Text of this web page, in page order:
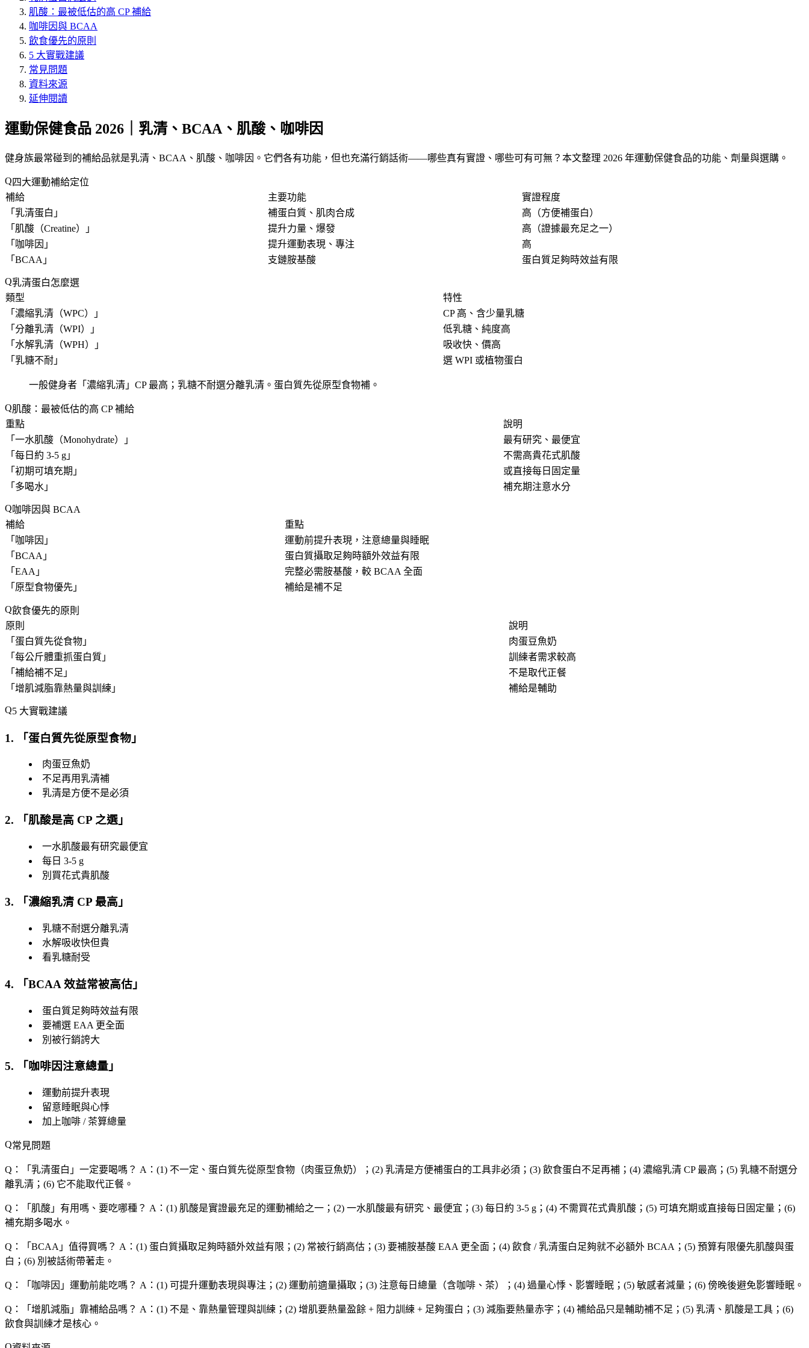
肌酸：最被低估的高 CP 補給
咖啡因與 BCAA
飲食優先的原則
5 大實戰建議
常見問題
資料來源
延伸閱讀
運動保健食品 2026｜乳清、BCAA、肌酸、咖啡因
健身族最常碰到的補給品就是乳清、BCAA、肌酸、咖啡因。它們各有功能，但也充滿行銷話術——哪些真有實證、哪些可有可無？本文整理 2026 年運動保健食品的功能、劑量與選購。
四大運動補給定位
補給
主要功能
實證程度
「 乳清蛋白 」 補蛋白質、肌肉合成
高（方便補蛋白）
「 肌酸（Creatine） 」 提升力量、爆發
高（證據最充足之一）
「 咖啡因 」 提升運動表現、專注
高
「 BCAA 」 支鏈胺基酸 蛋白質足夠時效益有限
乳清蛋白怎麼選
類型
特性
「 濃縮乳清（WPC） 」
CP 高、含少量乳糖
「 分離乳清（WPI） 」
低乳糖、純度高
「 水解乳清（WPH） 」
吸收快、價高
「 乳糖不耐 」 選 WPI 或植物蛋白
一般健身者「 濃縮乳清 」CP 最高；乳糖不耐選分離乳清。蛋白質先從原型食物補。
肌酸：最被低估的高 CP 補給
重點
說明
「 一水肌酸（Monohydrate） 」
最有研究、最便宜
「 每日約 3-5 g 」
不需高貴花式肌酸
「 初期可填充期 」
或直接每日固定量
「 多喝水 」 補充期注意水分
咖啡因與 BCAA
補給
重點
「 咖啡因 」
運動前提升表現，注意總量與睡眠
「 BCAA 」
蛋白質攝取足夠時額外效益有限
「 EAA 」
完整必需胺基酸，較 BCAA 全面
「 原型食物優先 」 補給是補不足
飲食優先的原則
原則
說明
「 蛋白質先從食物 」
肉蛋豆魚奶
「 每公斤體重抓蛋白質 」
訓練者需求較高
「 補給補不足 」
不是取代正餐
「 增肌減脂靠熱量與訓練 」 補給是輔助
5 大實戰建議
1. 「蛋白質先從原型食物 」
肉蛋豆魚奶
不足再用乳清補
乳清是方便不是必須
2. 「 肌酸是高 CP 之選 」
一水肌酸最有研究最便宜
每日 3-5 g
別買花式貴肌酸
3. 「濃縮乳清 CP 最高 」
乳糖不耐選分離乳清
水解吸收快但貴
看乳糖耐受
4. 「BCAA 效益常被高估 」
蛋白質足夠時效益有限
要補選 EAA 更全面
別被行銷誇大
5. 「 咖啡因注意總量 」
運動前提升表現
留意睡眠與心悸
加上咖啡 / 茶算總量
常見問題
Q：「 乳清蛋白 」一定要喝嗎？ A：(1) 不一定、蛋白質先從原型食物（肉蛋豆魚奶）；(2) 乳清是方便補蛋白的工具非必須；(3) 飲食蛋白不足再補；(4) 濃縮乳清 CP 最高；(5) 乳糖不耐選分
離乳清；(6) 它不能取代正餐。
Q：「 肌酸 」有用嗎、要吃哪種？ A：(1) 肌酸是實證最充足的運動補給之一；(2) 一水肌酸最有研究、最便宜；(3) 每日約 3-5 g；(4) 不需買花式貴肌酸；(5) 可填充期或直接每日固定量；(6)
補充期多喝水。
Q：「 BCAA 」值得買嗎？ A：(1) 蛋白質攝取足夠時額外效益有限；(2) 常被行銷高估；(3) 要補胺基酸 EAA 更全面；(4) 飲食 / 乳清蛋白足夠就不必額外 BCAA；(5) 預算有限優先肌酸與蛋
白；(6) 別被話術帶著走。
Q：「 咖啡因 」運動前能吃嗎？ A：(1) 可提升運動表現與專注；(2) 運動前適量攝取；(3) 注意每日總量（含咖啡、茶）；(4) 過量心悸、影響睡眠；(5) 敏感者減量；(6) 傍晚後避免影響睡眠。
Q：「 增肌減脂 」靠補給品嗎？ A：(1) 不是、靠熱量管理與訓練；(2) 增肌要熱量盈餘 + 阻力訓練 + 足夠蛋白；(3) 減脂要熱量赤字；(4) 補給品只是輔助補不足；(5) 乳清、肌酸是工具；(6)
飲食與訓練才是核心。